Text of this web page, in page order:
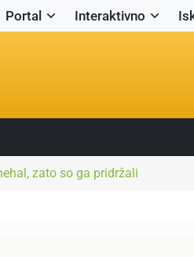
Portal Interaktivno
zato so ga pridržali